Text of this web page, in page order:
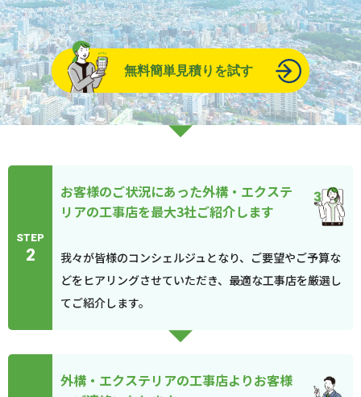
無料簡単見積りを試す
STEP
2
お客様のご状況にあった外構・エクステ
リアの工事店を最大3社ご紹介します
我々が皆様のコンシェルジュとなり、ご要望やご予算な
どをヒアリングさせていただき、最適な工事店を厳選し
てご紹介します。
外構・エクステリアの工事店よりお客様